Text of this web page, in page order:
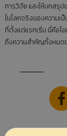
การวิจัย และให้บทสรุ
ในโลกจริงของความเ
ที่ตั้งแต่แรกเริ่ม นี่คือโ
ถึงความสำคัญทั้งหมด